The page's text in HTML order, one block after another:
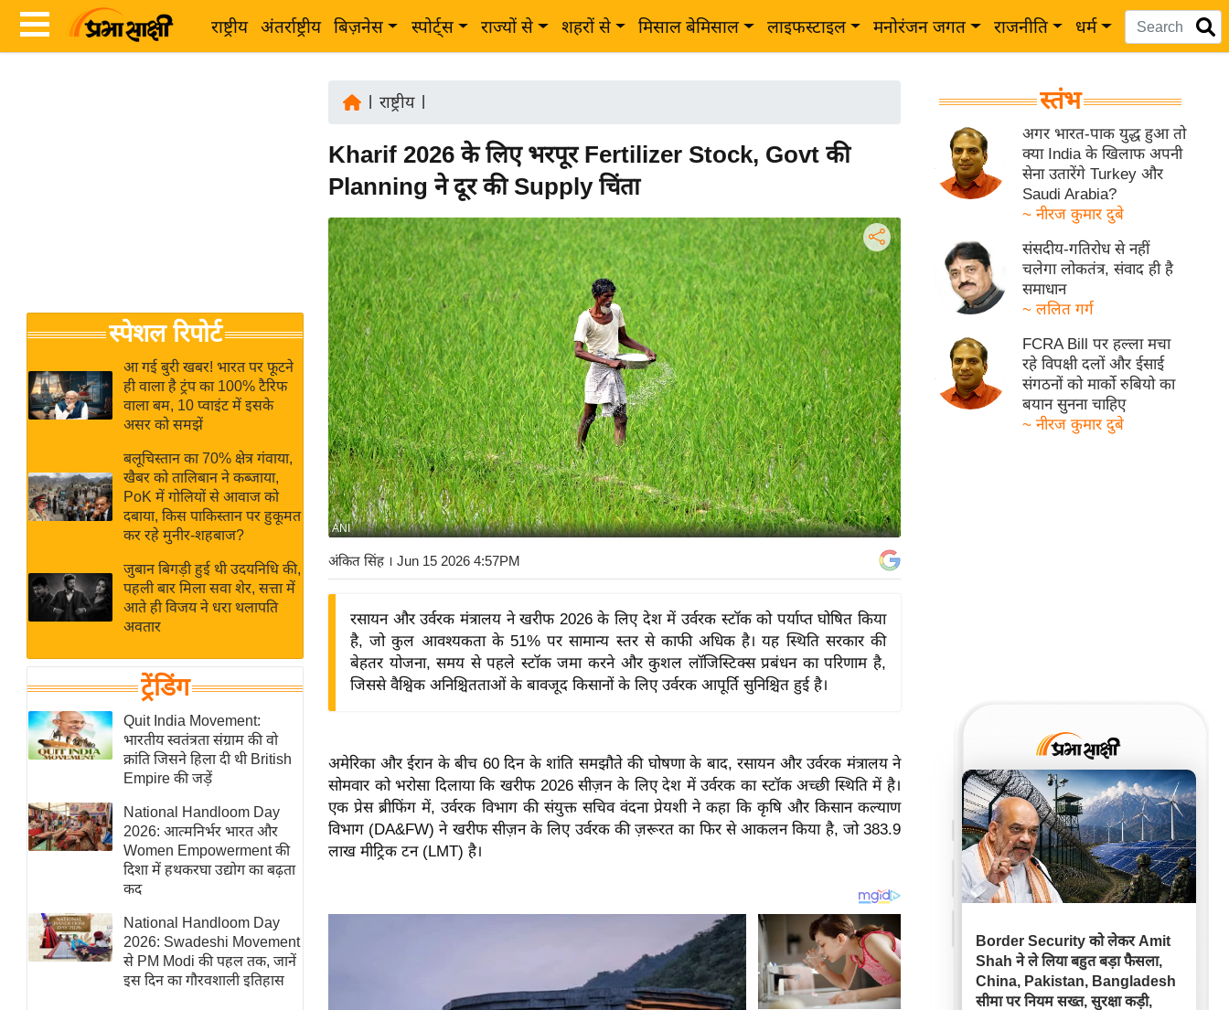
राष्ट्रीय अंतर्राष्ट्रीय बिज़नेस स्पोर्ट्स राज्यों से शहरों से मिसाल बेमिसाल लाइफस्टाइल मनोरंजन जगत राजनीति धर्म
Breaking
News in
Hindi
Hindi
Hindi
Videos
जगत
राय
बजट
क्रिकेट
IPL
2026
ई-पेपर
मिसाल बेमिसाल
शख्सियत
यंग इंडिया
साहित्य जगत
ऑटो वर्ल्ड
न्यूज ब्रीफ
मनोरंजन जगत
बॉलीवुड
हॉलीवुड
फिल्म समीक्षा
Breaking
News
लाइफस्टाइल
टेक्नॉलॉजी
स्पेशल रिपोर्ट
आ गई बुरी खबर! भारत पर फूटने
ही वाला है ट्रंप का 100% टैरिफ
वाला बम, 10 प्वाइंट में इसके
असर को समझें
बलूचिस्तान का 70% क्षेत्र गंवाया,
खैबर को तालिबान ने कब्जाया,
PoK में गोलियों से आवाज को
दबाया, किस पाकिस्तान पर हुकूमत
कर रहे मुनीर-शहबाज?
जुबान बिगड़ी हुई थी उदयनिधि की,
पहली बार मिला सवा शेर, सत्ता में
आते ही विजय ने धरा थलापति
अवतार
ट्रेंडिंग
Quit India Movement:
भारतीय स्वतंत्रता संग्राम की वो
क्रांति जिसने हिला दी थी British
Empire की जड़ें
National Handloom Day
2026: आत्मनिर्भर भारत और
Women Empowerment की
दिशा में हथकरघा उद्योग का बढ़ता
कद
National Handloom Day
2026: Swadeshi Movement
से PM Modi की पहल तक, जानें
इस दिन का गौरवशाली इतिहास
राष्ट्रीय|
Kharif 2026 के लिए भरपूर Fertilizer Stock, Govt की
Planning ने दूर की Supply चिंता
ANI
अंकित सिंह। Jun 15 2026 4:57PM
रसायन और उर्वरक मंत्रालय ने खरीफ 2026 के लिए देश में उर्वरक स्टॉक को पर्याप्त घोषित किया
है, जो कुल आवश्यकता के 51% पर सामान्य स्तर से काफी अधिक है। यह स्थिति सरकार की
बेहतर योजना, समय से पहले स्टॉक जमा करने और कुशल लॉजिस्टिक्स प्रबंधन का परिणाम है,
जिससे वैश्विक अनिश्चितताओं के बावजूद किसानों के लिए उर्वरक आपूर्ति सुनिश्चित हुई है।
अमेरिका और ईरान के बीच 60 दिन के शांति समझौते की घोषणा के बाद, रसायन और उर्वरक मंत्रालय ने
सोमवार को भरोसा दिलाया कि खरीफ 2026 सीज़न के लिए देश में उर्वरक का स्टॉक अच्छी स्थिति में है।
एक प्रेस ब्रीफिंग में, उर्वरक विभाग की संयुक्त सचिव वंदना प्रेयशी ने कहा कि कृषि और किसान कल्याण
विभाग (DA&FW) ने खरीफ सीज़न के लिए उर्वरक की ज़रूरत का फिर से आकलन किया है, जो 383.9
लाख मीट्रिक टन (LMT) है।
स्तंभ
अगर भारत-पाक युद्ध हुआ तो
क्या India के खिलाफ अपनी
सेना उतारेंगे Turkey और
Saudi Arabia?
~ नीरज कुमार दुबे
संसदीय-गतिरोध से नहीं
चलेगा लोकतंत्र, संवाद ही है
समाधान
~ ललित गर्ग
FCRA Bill पर हल्ला मचा
रहे विपक्षी दलों और ईसाई
संगठनों को मार्को रुबियो का
बयान सुनना चाहिए
~ नीरज कुमार दुबे
Border Security को लेकर Amit
Shah ने ले लिया बहुत बड़ा फैसला,
China, Pakistan, Bangladesh
सीमा पर नियम सख्त, सुरक्षा कड़ी,